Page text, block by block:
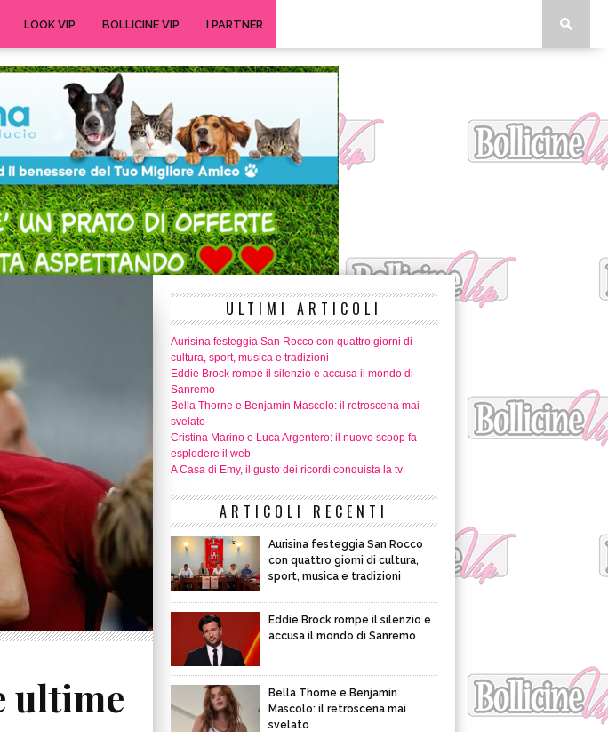
LOOK VIP BOLLICINE VIP I PARTNER
ultime
ULTIMI ARTICOLI
Aurisina festeggia San Rocco con quattro giorni di
cultura, sport, musica e tradizioni
Eddie Brock rompe il silenzio e accusa il mondo di
Sanremo
Bella Thorne e Benjamin Mascolo: il retroscena mai
svelato
Cristina Marino e Luca Argentero: il nuovo scoop fa
esplodere il web
A Casa di Emy, il gusto dei ricordi conquista la tv
ARTICOLI RECENTI
Aurisina festeggia San Rocco
con quattro giorni di cultura,
sport, musica e tradizioni
Eddie Brock rompe il silenzio e
accusa il mondo di Sanremo
Bella Thorne e Benjamin
Mascolo: il retroscena mai
svelato